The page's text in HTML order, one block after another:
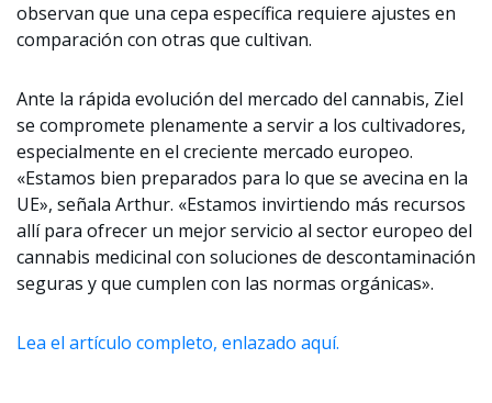
observan que una cepa específica requiere ajustes en
comparación con otras que cultivan.
Ante la rápida evolución del mercado del cannabis, Ziel
se compromete plenamente a servir a los cultivadores,
especialmente en el creciente mercado europeo.
«Estamos bien preparados para lo que se avecina en la
UE», señala Arthur. «Estamos invirtiendo más recursos
allí para ofrecer un mejor servicio al sector europeo del
cannabis medicinal con soluciones de descontaminación
seguras y que cumplen con las normas orgánicas».
Lea el artículo completo, enlazado aquí.